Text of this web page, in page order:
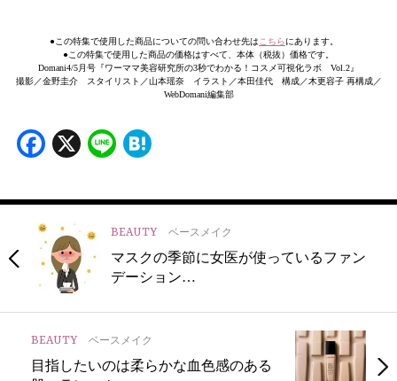
●この特集で使用した商品についての問い合わせ先はこちらにあります。
●この特集で使用した商品の価格はすべて、本体（税抜）価格です。
Domani4/5月号『ワーママ美容研究所の3秒でわかる！コスメ可視化ラボ Vol.2』
撮影／金野圭介 スタイリスト／山本瑶奈 イラスト／本田佳代 構成／木更容子 再構成／
WebDomani編集部
Facebook
X Line
BEAUTY ベースメイク
マスクの季節に女医が使っているファン
デーション…
BEAUTY ベースメイク
目指したいのは柔らかな血色感のある